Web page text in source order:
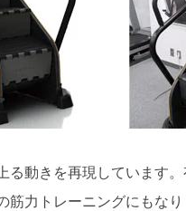
る動きを再現しています
筋力トレーニングにもな